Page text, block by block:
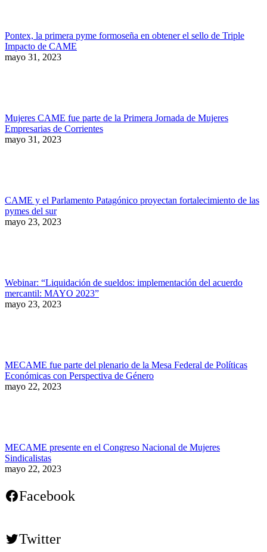
Pontex, la primera pyme formoseña en obtener el sello de Triple
Impacto de CAME
mayo 31, 2023
Mujeres CAME fue parte de la Primera Jornada de Mujeres
Empresarias de Corrientes
mayo 31, 2023
CAME y el Parlamento Patagónico proyectan fortalecimiento de las
pymes del sur
mayo 23, 2023
Webinar: “Liquidación de sueldos: implementación del acuerdo
mercantil: MAYO 2023”
mayo 23, 2023
MECAME fue parte del plenario de la Mesa Federal de Políticas
Económicas con Perspectiva de Género
mayo 22, 2023
MECAME presente en el Congreso Nacional de Mujeres
Sindicalistas
mayo 22, 2023
Facebook
Twitter